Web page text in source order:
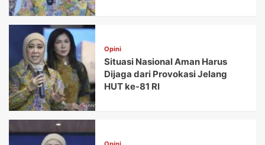
Opini
Situasi Nasional Aman Harus
Dijaga dari Provokasi Jelang
HUT ke-81 RI